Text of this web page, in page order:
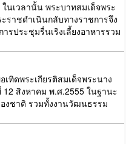
นเวลานั้น พระบาทสมเด็จพระ
ราชดำเนินกลับทางราชการจึง
รประชุมรื่นเริงเลี้ยงอาหารรวม
ดพระเกียรติสมเด็จพระนาง
สิงหาคม พ.ศ.2555 ในฐานะ
งชาติ รวมทั้งงานวัฒนธรรม